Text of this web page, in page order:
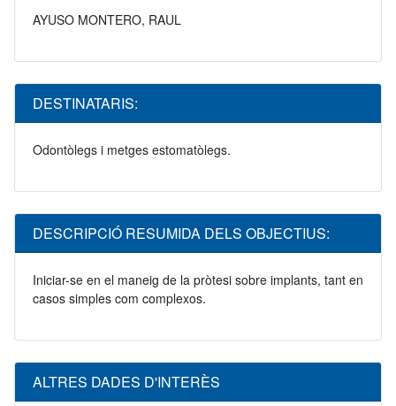
AYUSO MONTERO, RAUL
DESTINATARIS:
Odontòlegs i metges estomatòlegs.
DESCRIPCIÓ RESUMIDA DELS OBJECTIUS:
Iniciar-se en el maneig de la pròtesi sobre implants, tant en
casos simples com complexos.
ALTRES DADES D'INTERÈS